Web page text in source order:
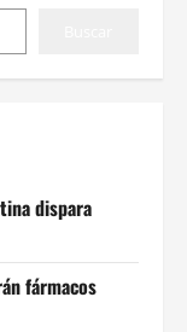
dispara
fármacos